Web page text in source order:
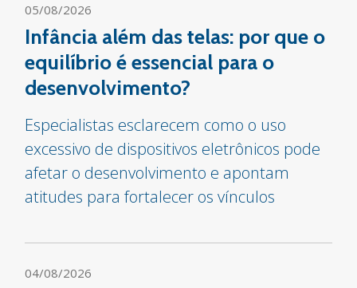
05/08/2026
Infância além das telas: por que o
equilíbrio é essencial para o
desenvolvimento?
Especialistas esclarecem como o uso
excessivo de dispositivos eletrônicos pode
afetar o desenvolvimento e apontam
atitudes para fortalecer os vínculos
04/08/2026